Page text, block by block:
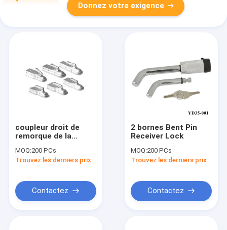
Donnez votre exigence
coupleur droit de
remorque de la
MOQ:200 PCs
Trouvez les derniers prix
Contactez
2 bornes Bent Pin
Receiver Lock
MOQ:200 PCs
Trouvez les derniers prix
Contactez